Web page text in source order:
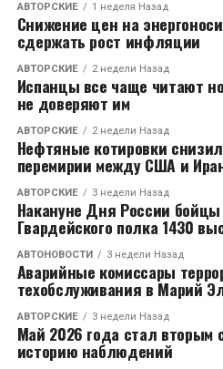
симпатоадреналовая
регулировать ответы на
среды, находится в
повышенный фон
изнашивает организм.
следствий СМБ является
и бессонница «помогают»
уснуть, а бессонница
Боль не надо
Боль играет важную
она сигнализирует о
об опасности, защищает от
действий: страх боли
внимательными и
АВТОРСКИЕ 1 неделя Назад
Снижение цен на
сдержать рост инфляции
АВТОРСКИЕ 2 недели Назад
Испанцы все чаще читают
не доверяют им
АВТОРСКИЕ 2 недели Назад
Нефтяные котировки
перемирии между США и
АВТОРСКИЕ 3 недели Назад
Накануне Дня России
Гвардейского полка 1430
АВТОНОВОСТИ 3 недели Назад
Аварийные комиссары
техобслуживания в Марий
АВТОРСКИЕ 3 недели Назад
Май 2026 года стал
историю наблюдений